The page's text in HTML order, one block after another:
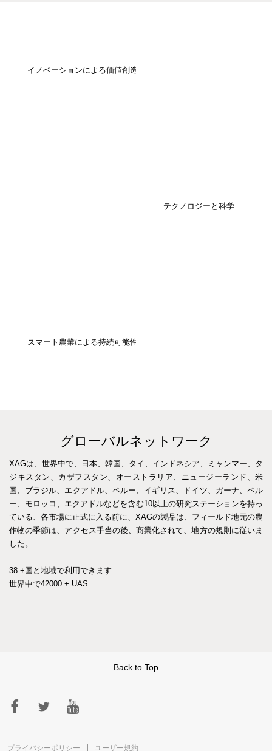
イノベーションによる価値創造
テクノロジーと科学
スマート農業による持続可能性の開発
グローバルネットワーク
XAGは、世界中で、日本、韓国、タイ、インドネシア、ミャンマー、タ
ジキスタン、カザフスタン、オーストラリア、ニュージーランド、米
国、ブラジル、エクアドル、ペルー、イギリス、ドイツ、ガーナ、ペル
ー、モロッコ、エクアドルなどを含む10以上の研究ステーションを持っ
ている、各市場に正式に入る前に、XAGの製品は、フィールド地元の農
作物の季節は、アクセス手当の後、商業化されて、地方の規則に従いま
した。
38 +国と地域で利用できます
世界中で42000 + UAS
Back to Top
プライバシーポリシー ユーザー規約